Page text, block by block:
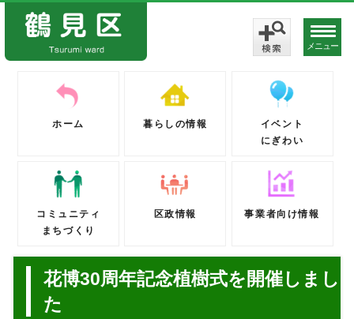
メニュー
ホーム 暮らしの情報
イベント
にぎわい
コミュニティ
まちづくり
区政情報 事業者向け情報
花博30周年記念植樹式を開催しまし
た